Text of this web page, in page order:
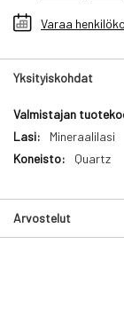
Varaa
Yksityiskohdat
Yksityiskohdat
Mineraalilasi
Quartz
Arvostelut